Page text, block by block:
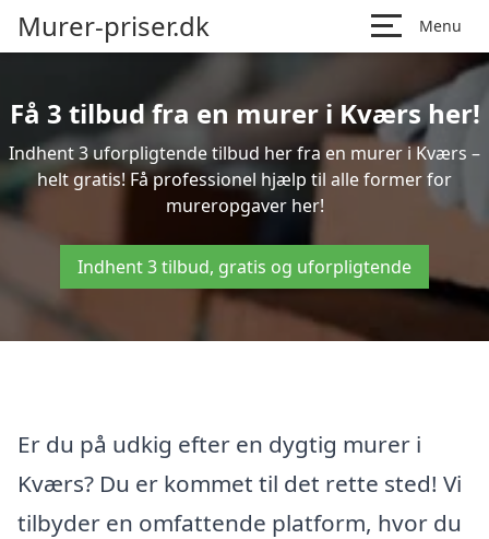
Murer-priser.dk Menu
Få 3 tilbud fra en murer i Kværs her!
Indhent 3 uforpligtende tilbud her fra en murer i Kværs –
helt gratis! Få professionel hjælp til alle former for
mureropgaver her!
Indhent 3 tilbud, gratis og uforpligtende
Er du på udkig efter en dygtig murer i
Kværs? Du er kommet til det rette sted! Vi
tilbyder en omfattende platform, hvor du